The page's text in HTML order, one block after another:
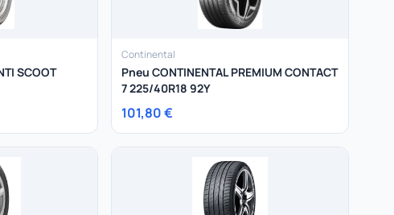
SCOOT
Continental
Pneu CONTINENTAL PREMIUM CONTACT
7 225/40R18 92Y
101,80 €